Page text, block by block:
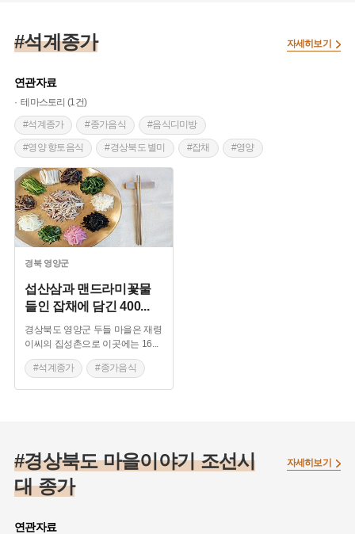
#충청북도 마을이야기
#평창군가옥
#석계종가
연관자료
테마스토리 (1건)
#석계종가
#종가음식 #음식디미방
#영양 향토음식 #경상북도 별미 #잡채 #영양
#도토리죽 #섭산삼 #석류탕
#도토리묵 #향토음식 #도토리가루
#만둣국 #궁궐음식 #인삼
#궁중음식 #생선살 #반달모양
#당면 #광해군
자세히보기
경북 영양군
섭산삼과 맨드라미꽃물
들인 잡채에 담긴 400...
경상북도 영양군 두들 마을은 재령
이씨의 집성촌으로 이곳에는 16
#석계종가 #종가음식
#음식디미방
#경상북도 마을이야기 조선시
대 종가
연관자료
자세히보기